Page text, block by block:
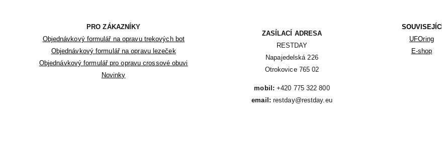
PRO ZÁKAZNÍKY
Objednávkový formulář na opravu trekových bot
Objednávkový formulář na opravu lezeček
Objednávkový formulář pro opravu crossové obuvi
Novinky
ZASÍLACÍ ADRESA
RESTDAY
Napajedelská 226
Otrokovice 765 02
mobil:
+420 775 322 800
email: restday@restday.eu
SOUVISEJÍCÍ
UFOring
E-shop